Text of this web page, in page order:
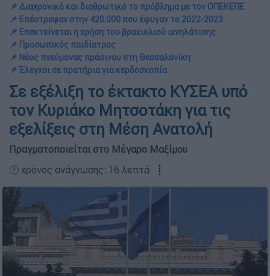
📌 Διαχρονικό και διαθρωτικό το πρόβλημα με τον ΟΠΕΚΕΠΕ
📌 Επέστρεψαν στην 420.000 που έφυγαν το 2022-2023
📌 Επεκτείνεται η χρήση του βραχιολιού ιχνηλάτισης
📌 Προσωπικός παιδίατρος
📌 Νέος πνεύμονας πράσινου στη Θεσσαλονίκη
📌 Έλεγχοι σε πρατήρια για κερδοσκοπία
Σε εξέλιξη το έκτακτο ΚΥΣΕΑ υπό
τον Κυριάκο Μητσοτάκη για τις
εξελίξεις στη Μέση Ανατολή
Πραγματοποιείται στο Μέγαρο Μαξίμου
🕛 χρόνος ανάγνωσης: 16 λεπτά ┋